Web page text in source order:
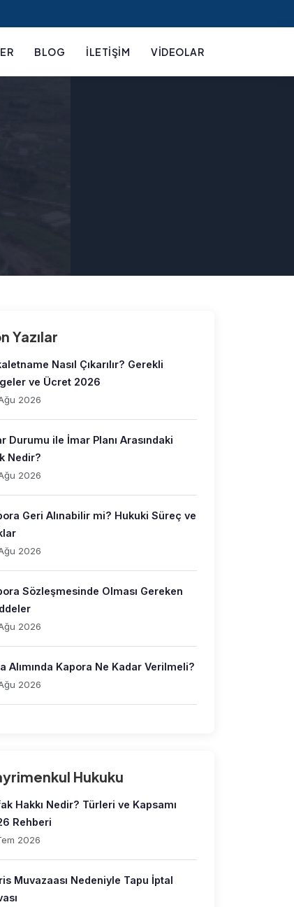
BLOG İLETIŞIM VIDEOLAR
Yazılar
Nasıl Çıkarılır? Gerekli
ve Ücret 2026
2026
Durumu ile İmar Planı Arasındaki
Nedir?
2026
Geri Alınabilir mi? Hukuki Süreç ve
2026
Sözleşmesinde Olması Gereken
2026
Alımında Kapora Ne Kadar Verilmeli?
2026
Hukuku
Hakkı Nedir? Türleri ve Kapsamı
Rehberi
2026
Muvazaası Nedeniyle Tapu İptal